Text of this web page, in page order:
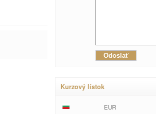
Kurzový lístok
EUR